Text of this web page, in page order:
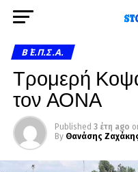
Β΄ Ε.Π.Σ.Α.
Τρομερή
τον ΑΟΝΑ
Published 3 έτη ago
By Θανάσης